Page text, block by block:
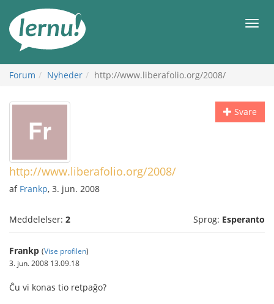
indholdet
Forum Nyheder http://www.liberafolio.org/2008/
Svare
http://www.liberafolio.org/2008/
af Frankp, 3. jun. 2008
Meddelelser: 2 Sprog: Esperanto
Frankp (Vise profilen)
3. jun. 2008 13.09.18
Ĉu vi konas tio retpaĝo?